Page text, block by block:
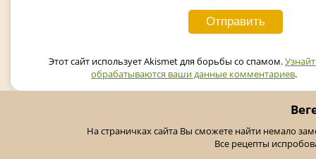
Этот сайт использует Akismet для борьбы со спамом.
обрабатываются ваши данные комментариев.
На страничках сайта Вы сможете найти немало
Все рецепты